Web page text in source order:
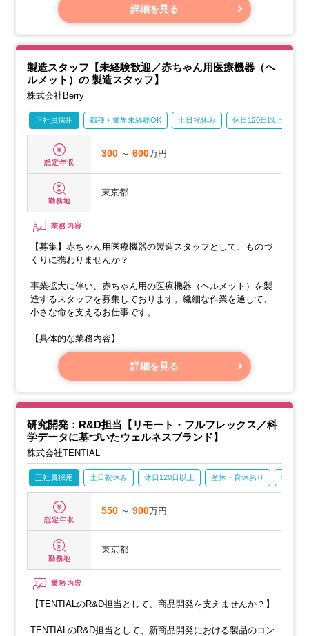
確立、原価設計、安全設計等）
詳細を見る
製造スタッフ【未経験歓迎／赤ちゃん用医療機器（ヘ
ルメット）の 製造スタッフ】
株式会社Berry
正社員採用 職種・業界未経験OK 土日祝休み 休日120日以上
想定年収
300 ～600万円
勤務地
東京都
業務内容
【募集】赤ちゃん用医療機器の製造スタッフとして、ものづ
くりに携わりませんか？
事業拡大に伴い、赤ちゃん用の医療機器（ヘルメット）を製
造するスタッフを募集しております。繊細な作業を通して、
小さな命を支えるお仕事です。
【具体的な業務内容】
・スプレーガンを使った塗装作業
・3Dプリンターから取り出した製品の仕上げ（磨き作業な
詳細を見る
研究開発：R&D担当【リモート・フルフレックス／科
学データに基づいたウェルネスブランド】
株式会社TENTIAL
正社員採用 土日祝休み 休日120日以上 産休・育休あり 転勤な
想定年収
550 ～900万円
勤務地
東京都
業務内容
【TENTIALのR&D担当として、商品開発を支えませんか？】
TENTIALのR&D担当として、新商品開発における製品のコン